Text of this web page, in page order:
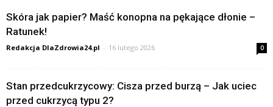
Skóra jak papier? Maść konopna na pękające dłonie –
Ratunek!
Redakcja DlaZdrowia24.pl - 16 lutego 2026 0
Stan przedcukrzycowy: Cisza przed burzą – Jak uciec
przed cukrzycą typu 2?